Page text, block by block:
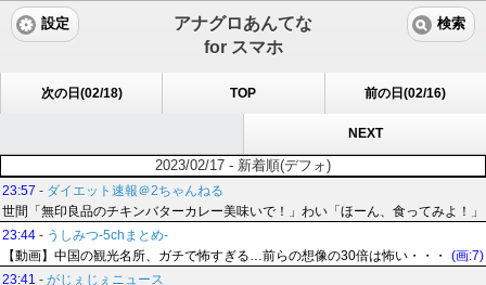
アナグロあんてな
for スマホ
設定 検索
次の日(02/18) TOP 前の日(02/16)
NEXT
2023/02/17 - 新着順(デフォ)
23:57 - ダイエット速報＠2ちゃんねる
世間「無印良品のチキンバターカレー美味いで！」わい「ほーん、食ってみよ！」
23:44 - うしみつ-5chまとめ-
【動画】中国の観光名所、ガチで怖すぎる…前らの想像の30倍は怖い・・・
(画:7)
23:41 - がじぇじぇニュース